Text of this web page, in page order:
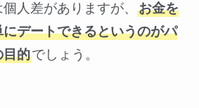
人差がありますが、 お金を
デートできるというのがパ
目的でしょう。